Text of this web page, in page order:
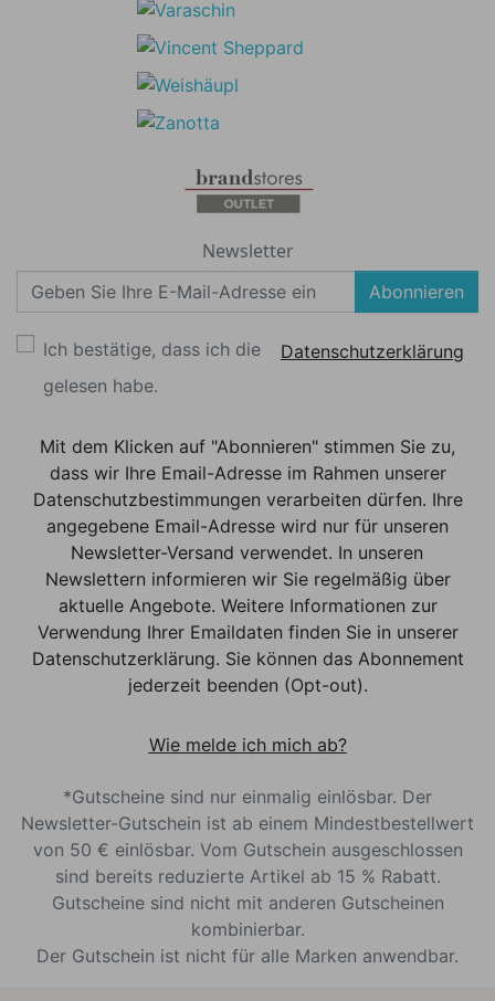
Newsletter
Abonnieren
Ich bestätige, dass ich die
Datenschutzerklärung
gelesen habe.
Mit dem Klicken auf "Abonnieren" stimmen Sie zu,
dass wir Ihre Email-Adresse im Rahmen unserer
Datenschutzbestimmungen verarbeiten dürfen. Ihre
angegebene Email-Adresse wird nur für unseren
Newsletter-Versand verwendet. In unseren
Newslettern informieren wir Sie regelmäßig über
aktuelle Angebote. Weitere Informationen zur
Verwendung Ihrer Emaildaten finden Sie in unserer
Datenschutzerklärung. Sie können das Abonnement
jederzeit beenden (Opt-out).
Wie melde ich mich ab?
*Gutscheine sind nur einmalig einlösbar. Der
Newsletter-Gutschein ist ab einem Mindestbestellwert
von 50 € einlösbar. Vom Gutschein ausgeschlossen
sind bereits reduzierte Artikel ab 15 % Rabatt.
Gutscheine sind nicht mit anderen Gutscheinen
kombinierbar.
Der Gutschein ist nicht für alle Marken anwendbar.